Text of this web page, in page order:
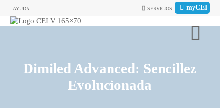
AYUDA myCEI
SERVICIOS
Dimiled Advanced: Sencillez
Evolucionada